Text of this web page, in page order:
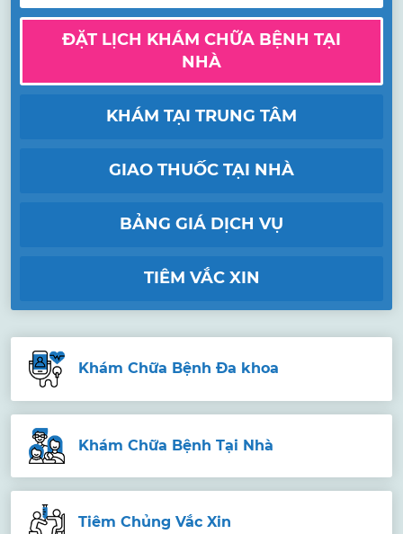
ĐẶT LỊCH KHÁM CHỮA BỆNH TẠI
NHÀ
KHÁM TẠI TRUNG TÂM
GIAO THUỐC TẠI NHÀ
BẢNG GIÁ DỊCH VỤ
TIÊM VẮC XIN
Khám Chữa Bệnh Đa khoa
Khám Chữa Bệnh Tại Nhà
Tiêm Chủng Vắc Xin